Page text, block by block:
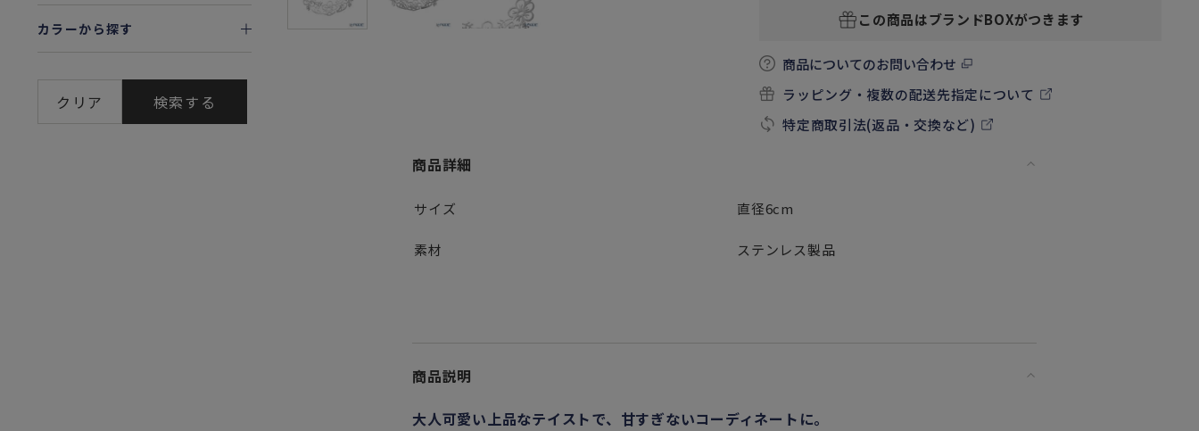
カラーから探す
クリア 検索する
この商品はブランドBOXがつきます
商品についてのお問い合わせ
ラッピング・複数の配送先指定について
特定商取引法(返品・交換など)
商品詳細
サイズ 直径6cm
素材 ステンレス製品
商品説明
大人可愛い上品なテイストで、甘すぎないコーディネートに。